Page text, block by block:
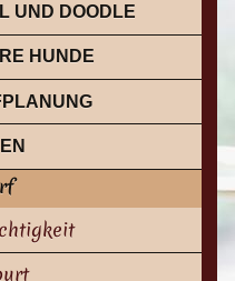
UND DOODLE
HUNDE